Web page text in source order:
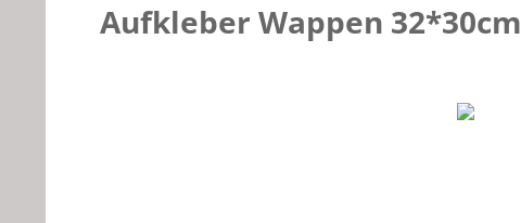
Aufkleber Wappen 32*30cm